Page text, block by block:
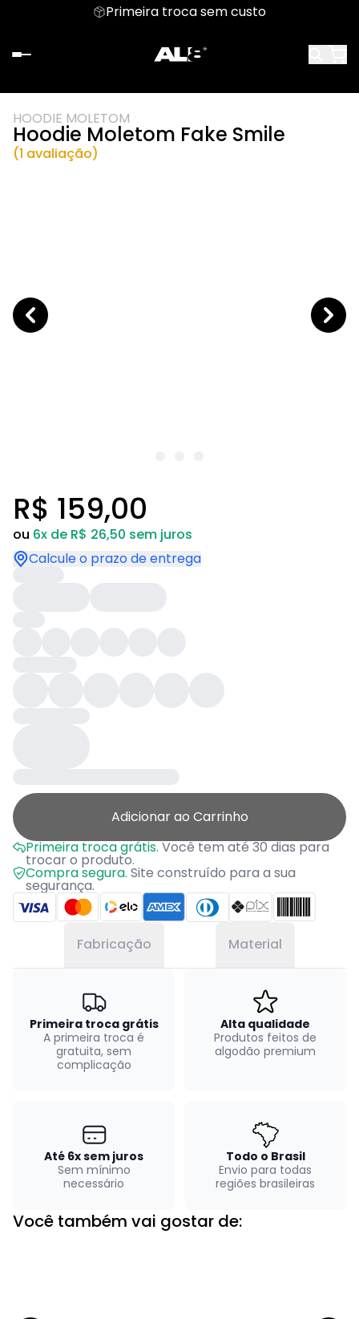
Primeira troca sem custo
HOODIE MOLETOM
Hoodie Moletom Fake Smile
(1 avaliação)
R$ 159,00
ou 6x de R$ 26,50 sem juros
Calcule o prazo de entrega
Adicionar ao Carrinho
Primeira troca grátis.Você tem até 30 dias para
trocar o produto.
Compra segura. Site construído para a sua
segurança.
Fabricação Material
Primeira troca grátis
A primeira troca é
gratuita, sem
complicação
Alta qualidade
Produtos feitos de
algodão premium
Até 6x sem juros
Sem mínimo
necessário
Todo o Brasil
Envio para todas
regiões brasileiras
Você também vai gostar de: